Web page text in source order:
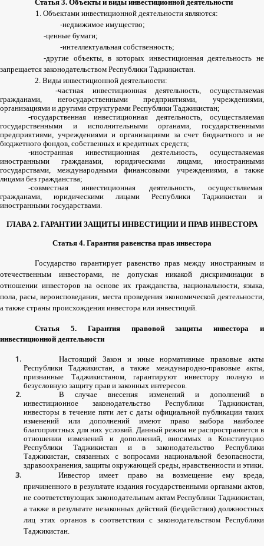
Статья 3. Объекты и виды инвестиционной деятельности
1. Объектами инвестиционной деятельности являются:
-недвижимое имущество;
-ценные бумаги;
-интеллектуальная собственность;
-другие объекты,в которых инвестиционная деятельность не
запрещается законодательством Республики Таджикистан.
2. Виды инвестиционной деятельности:
-частная инвестиционная деятельность,осуществляемая
гражданами, негосударственными предприятиями,учреждениями,
организациями и другими структурами Республики Таджикистан;
-государственная инвестиционная деятельность,осуществляемая
государственными
и исполнительными органами, государственными
предприятиями, учреждениями и организациями за счет бюджетного и не
бюджетного фондов, собственных и кредитных средств;
-иностранная инвестиционная деятельность,осуществляемая
иностранными
гражданами, юридическими лицами, иностранными
государствами,международными финансовыми учреждениями, а
также
лицами без гражданства;
-совместная инвестиционная деятельность,осуществляемая
гражданами, юридическими лицами Республики Таджикистан
и
иностранными государствами.
ГЛАВА2. ГАРАНТИИ ЗАЩИТЫ ИНВЕСТИЦИИ И ПРАВ ИНВЕСТОРА
Статья 4. Гарантия равенства прав инвестора
Государство гарантирует равенство прав между иностранным и
отечественным
инвесторами, не допуская никакой дискриминации
в
отношении инвесторов на основе их гражданства, национальности, языка,
пола,расы,вероисповедания, места проведения экономической деятельности,
а также страны происхождения инвестора или инвестиций.
Статья 5. Гарантия правовой защиты инвестора
и
инвестиционной деятельности
Настоящий Закон и иные нормативные правовые
акты
Республики
Таджикистан, а также международно-правовые акты,
признанные
Таджикистаном,гарантируют инвестору полную
и
безусловную защиту прав и законных интересов.
В
случае внесения изменений и дополнений
в
инвестиционное
законодательство Республики Таджикистан,
инвесторы в течение пяти лет с даты официальной публикации таких
изменений
или дополнений имеют право выбора
наиболее
благоприятных для них условий. Данный режим не распространяется в
отношении
изменений и дополнений,вносимых в
Конституцию
Республики
Таджикистан и в законодательство
Республики
Таджикистан, связанных с вопросами национальной безопасности,
здравоохранения, защиты окружающей среды, нравственности и этики.
Инвестор
имеет право на возмещение ему вреда,
причиненного в результате издания государственными органами актов,
не соответствующих законодательным актам Республики Таджикистан,
а также в результате незаконных действий (бездействия)должностных
лиц этих органов в соответствии с законодательством Республики
Таджикистан.